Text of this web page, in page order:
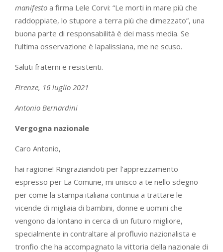
manifesto a firma Lele Corvi: “Le morti in mare più che
raddoppiate, lo stupore a terra più che dimezzato”, una
buona parte di responsabilità è dei mass media. Se
l’ultima osservazione è lapalissiana, me ne scuso.
Saluti fraterni e resistenti.
Firenze, 16 luglio 2021
Antonio Bernardini
Vergogna nazionale
Caro Antonio,
hai ragione! Ringraziandoti per l’apprezzamento
espresso per La Comune, mi unisco a te nello sdegno
per come la stampa italiana continua a trattare le
vicende di migliaia di bambini, donne e uomini che
vengono da lontano in cerca di un futuro migliore,
specialmente in contraltare al profluvio nazionalista e
tronfio che ha accompagnato la vittoria della nazionale di